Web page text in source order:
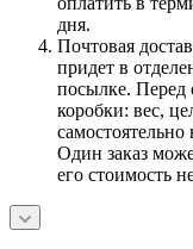
дня.
Почтовая
придет в
посылке. Перед
коробки: вес,
Один заказ
его стоимость